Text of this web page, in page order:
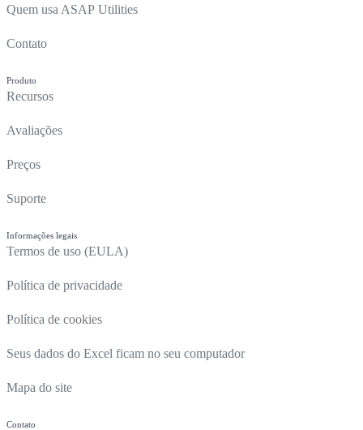
Quem usa ASAP Utilities
Contato
Produto
Recursos
Avaliações
Preços
Suporte
Informações legais
Termos de uso (EULA)
Política de privacidade
Política de cookies
Seus dados do Excel ficam no seu computador
Mapa do site
Contato